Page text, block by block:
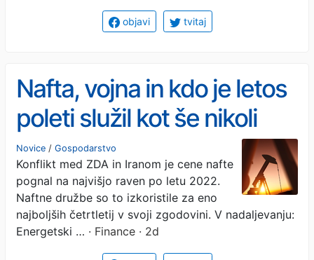
objavi tvitaj
Nafta, vojna in kdo je letos
poleti služil kot še nikoli
Novice / Gospodarstvo
Konflikt med ZDA in Iranom je cene nafte
pognal na najvišjo raven po letu 2022.
Naftne družbe so to izkoristile za eno
najboljših četrtletij v svoji zgodovini. V nadaljevanju:
Energetski … · Finance · 2d